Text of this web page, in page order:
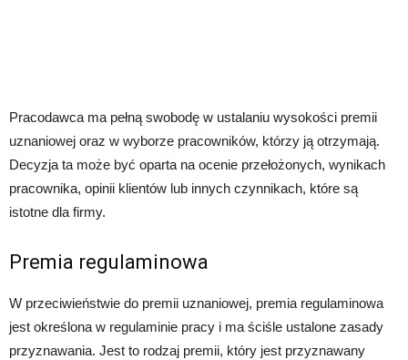
Pracodawca ma pełną swobodę w ustalaniu wysokości premii
uznaniowej oraz w wyborze pracowników, którzy ją otrzymają.
Decyzja ta może być oparta na ocenie przełożonych, wynikach
pracownika, opinii klientów lub innych czynnikach, które są
istotne dla firmy.
Premia regulaminowa
W przeciwieństwie do premii uznaniowej, premia regulaminowa
jest określona w regulaminie pracy i ma ściśle ustalone zasady
przyznawania. Jest to rodzaj premii, który jest przyznawany